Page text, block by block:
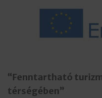
“Fenntartható
térségében”